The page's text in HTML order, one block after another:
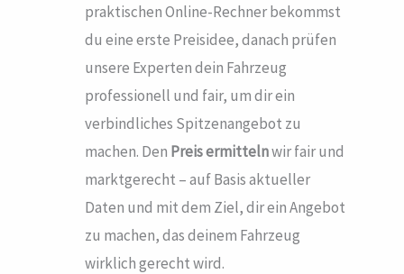
praktischen Online-Rechner bekommst
du eine erste Preisidee, danach prüfen
unsere Experten dein Fahrzeug
professionell und fair, um dir ein
verbindliches Spitzenangebot zu
machen. Den Preis ermittelnwir fair und
marktgerecht – auf Basis aktueller
Daten und mit dem Ziel, dir ein Angebot
zu machen, das deinem Fahrzeug
wirklich gerecht wird.